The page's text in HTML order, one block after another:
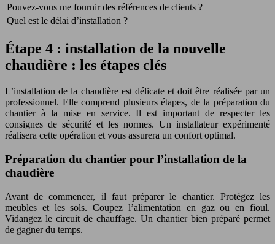
Pouvez-vous me fournir des références de clients ?
Quel est le délai d’installation ?
Étape 4 : installation de la nouvelle
chaudière : les étapes clés
L’installation de la chaudière est délicate et doit être réalisée par un
professionnel. Elle comprend plusieurs étapes, de la préparation du
chantier à la mise en service. Il est important de respecter les
consignes de sécurité et les normes. Un installateur expérimenté
réalisera cette opération et vous assurera un confort optimal.
Préparation du chantier pour l’installation de la
chaudière
Avant de commencer, il faut préparer le chantier. Protégez les
meubles et les sols. Coupez l’alimentation en gaz ou en fioul.
Vidangez le circuit de chauffage. Un chantier bien préparé permet
de gagner du temps.